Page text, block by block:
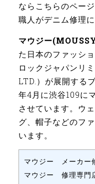
ならこちらのペー
職人がデニム修理
マウジー(MOUSSY
た日本のファッシ
ロックジャパンリ
LTD.）が展開する
年4月に渋谷109に
させています。ウ
グ、帽子などのフ
います。
マウジー メーカー
マウジー 修理専門